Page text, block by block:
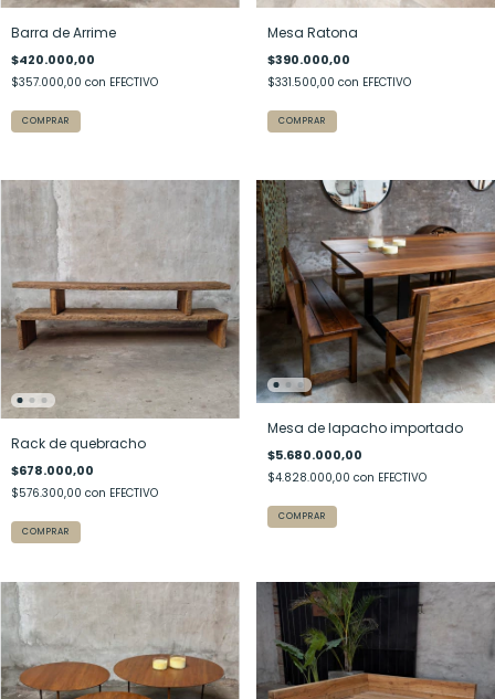
Barra de Arrime
$420.000,00
$357.000,00 con EFECTIVO
Mesa Ratona
$390.000,00
$331.500,00 con EFECTIVO
Rack de quebracho
$678.000,00
$576.300,00 con EFECTIVO
COMPRAR
Mesa de lapacho importado
$5.680.000,00
$4.828.000,00 con EFECTIVO
COMPRAR